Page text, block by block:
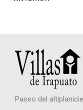
Paseo del